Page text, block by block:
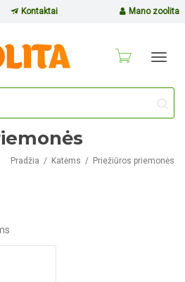
Kontaktai Mano zoolita
Pradžia Katėms Priežiūros priemonės